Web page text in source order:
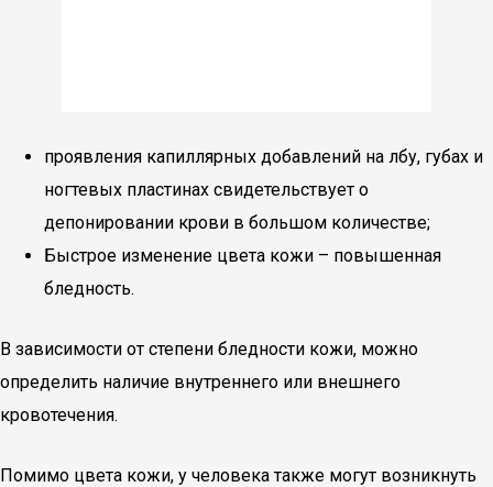
проявления капиллярных добавлений на лбу, губах и
ногтевых пластинах свидетельствует о
депонировании крови в большом количестве;
Быстрое изменение цвета кожи – повышенная
бледность.
В зависимости от степени бледности кожи, можно
определить наличие внутреннего или внешнего
кровотечения.
Помимо цвета кожи, у человека также могут возникнуть